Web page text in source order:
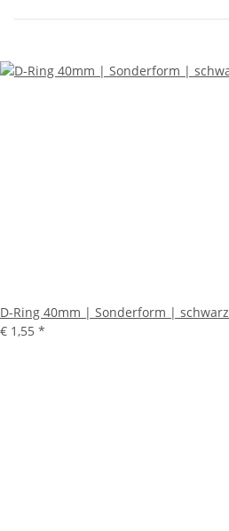
D-Ring 40mm | Sonderform | schwarz
€ 1,55 *